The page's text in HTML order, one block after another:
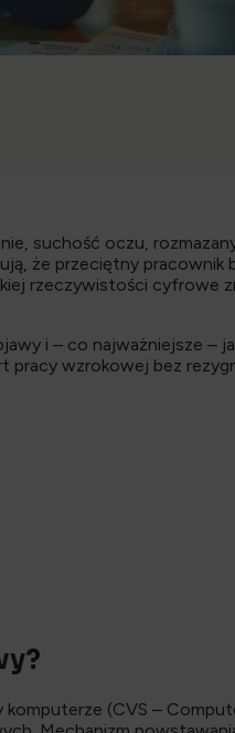
suchość oczu,
że przeciętny pracownik
rzeczywistości cyfrowe
i – co najważniejsze –
pracy wzrokowej bez
(CVS –